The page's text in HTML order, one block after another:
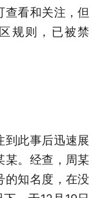
查看和关注，但
规则，已被禁
到此事后迅速展
某。经查，周某
的知名度，在没